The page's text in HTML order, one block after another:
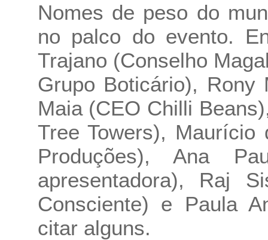
Nomes de peso do
no palco do evento.
Trajano (Conselho
Grupo Boticário), Rony
Maia (CEO Chilli
Tree Towers),
Produções), Ana
apresentadora), Raj
Consciente) e Paula
citar alguns.